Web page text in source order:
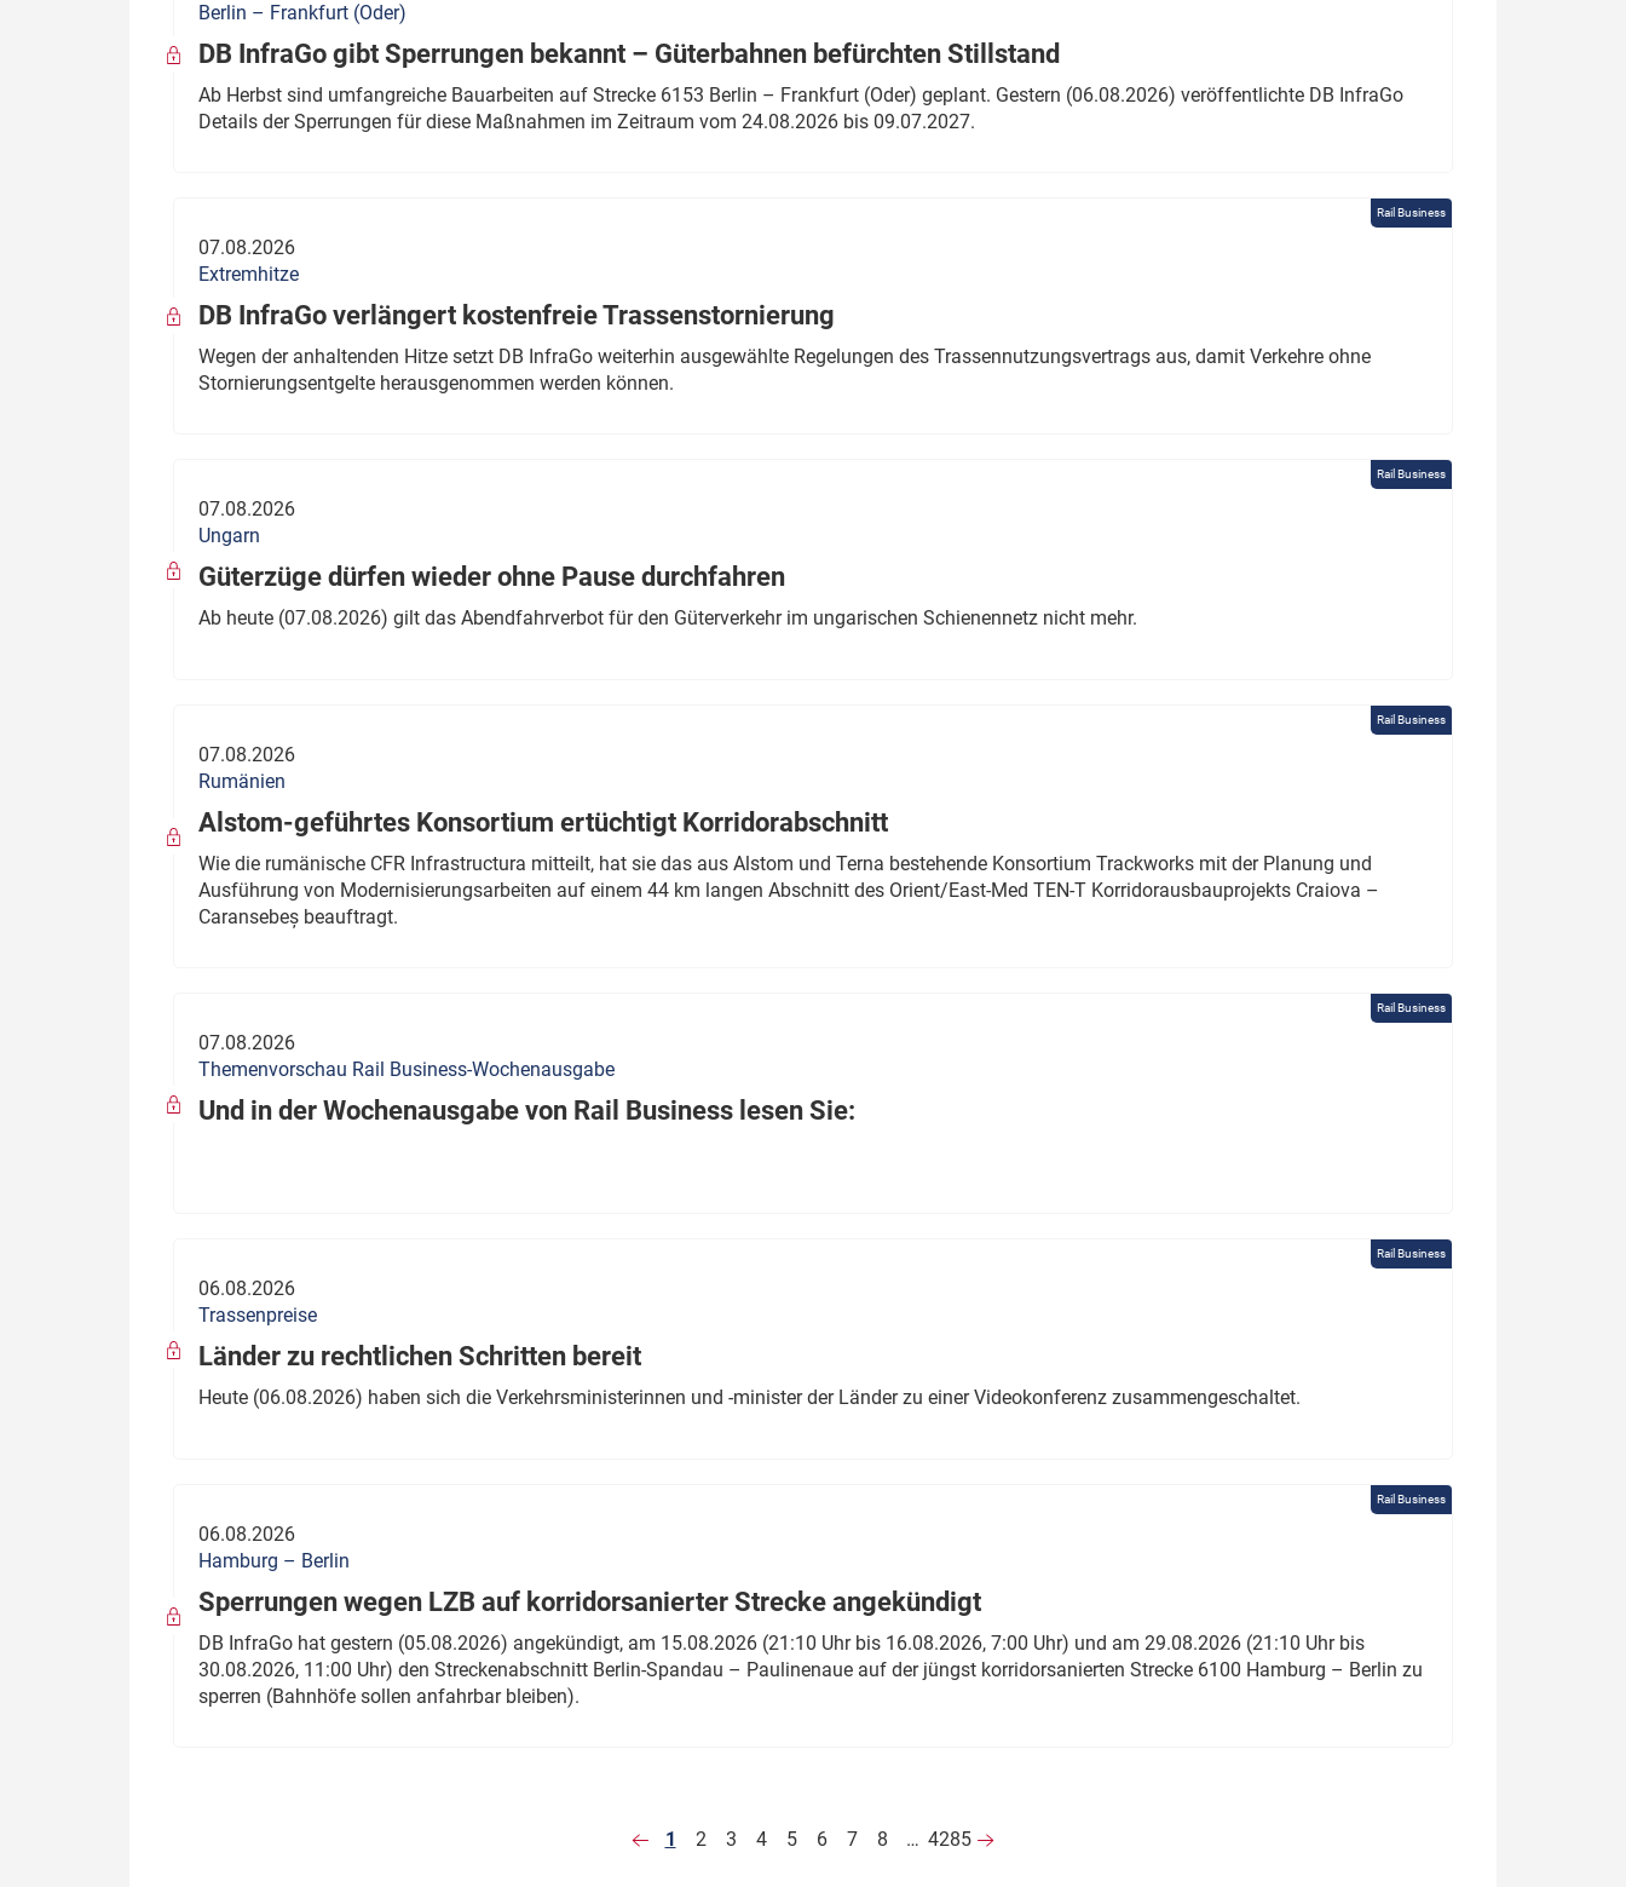
Berlin – Frankfurt (Oder)
DB InfraGo gibt Sperrungen bekannt – Güterbahnen befürchten Stillstand
Ab Herbst sind umfangreiche Bauarbeiten auf Strecke 6153 Berlin – Frankfurt (Oder) geplant. Gestern (06.08.2026) veröffentlichte DB InfraGo
Details der Sperrungen für diese Maßnahmen im Zeitraum vom 24.08.2026 bis 09.07.2027.
Rail Business
07.08.2026
Extremhitze
DB InfraGo verlängert kostenfreie Trassenstornierung
Wegen der anhaltenden Hitze setzt DB InfraGo weiterhin ausgewählte Regelungen des Trassennutzungsvertrags aus, damit Verkehre ohne
Stornierungsentgelte herausgenommen werden können.
Rail Business
07.08.2026
Ungarn
Güterzüge dürfen wieder ohne Pause durchfahren
Ab heute (07.08.2026) gilt das Abendfahrverbot für den Güterverkehr im ungarischen Schienennetz nicht mehr.
Rail Business
07.08.2026
Rumänien
Alstom-geführtes Konsortium ertüchtigt Korridorabschnitt
Wie die rumänische CFR Infrastructura mitteilt, hat sie das aus Alstom und Terna bestehende Konsortium Trackworks mit der Planung und
Ausführung von Modernisierungsarbeiten auf einem 44 km langen Abschnitt des Orient/East-Med TEN-T Korridorausbauprojekts Craiova –
Caransebeș beauftragt.
Rail Business
07.08.2026
Themenvorschau Rail Business-Wochenausgabe
Und in der Wochenausgabe von Rail Business lesen Sie:
Rail Business
06.08.2026
Trassenpreise
Länder zu rechtlichen Schritten bereit
Heute (06.08.2026) haben sich die Verkehrsministerinnen und -minister der Länder zu einer Videokonferenz zusammengeschaltet.
Rail Business
06.08.2026
Hamburg – Berlin
Sperrungen wegen LZB auf korridorsanierter Strecke angekündigt
DB InfraGo hat gestern (05.08.2026) angekündigt, am 15.08.2026 (21:10 Uhr bis 16.08.2026, 7:00 Uhr) und am 29.08.2026 (21:10 Uhr bis
30.08.2026, 11:00 Uhr) den Streckenabschnitt Berlin-Spandau – Paulinenaue auf der jüngst korridorsanierten Strecke 6100 Hamburg – Berlin zu
sperren (Bahnhöfe sollen anfahrbar bleiben).
1 2 3 4 5 6 7 8 … 4285